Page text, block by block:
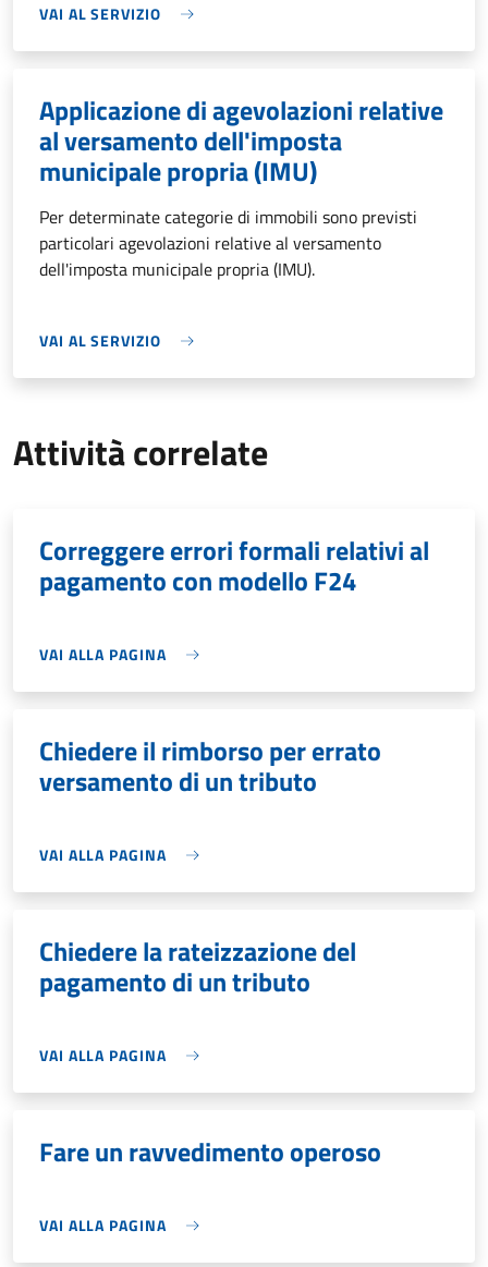
VAI AL SERVIZIO
Applicazione di agevolazioni relative
al versamento dell'imposta
municipale propria (IMU)
Per determinate categorie di immobili sono previsti
particolari agevolazioni relative al versamento
dell'imposta municipale propria (IMU).
VAI AL SERVIZIO
Attività correlate
Correggere errori formali relativi al
pagamento con modello F24
VAI ALLA PAGINA
Chiedere il rimborso per errato
versamento di un tributo
VAI ALLA PAGINA
Chiedere la rateizzazione del
pagamento di un tributo
VAI ALLA PAGINA
Fare un ravvedimento operoso
VAI ALLA PAGINA